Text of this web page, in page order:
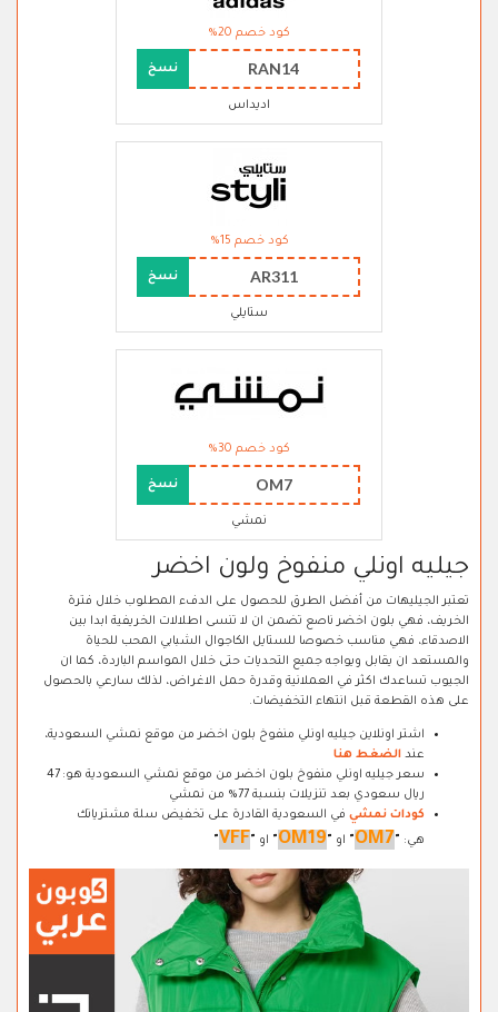
كود خصم 20%
RAN14 نسخ
اديداس
كود خصم 15%
AR311 نسخ
ستايلي
كود خصم 30%
OM7 نسخ
نمشي
جيليه اونلي منفوخ ولون اخضر
تعتبر الجيليهات من أفضل الطرق للحصول على الدفء المطلوب خلال فترة
الخريف، فهي بلون اخضر ناصع تضمن ان لا تنسى اطلالات الخريفية ابدا بين
الاصدقاء، فهي مناسب خصوصا للستايل الكاجوال الشبابي المحب للحياة
والمستعد ان يقابل ويواجه جميع التحديات حتى خلال المواسم الباردة، كما ان
الجيوب تساعدك اكثر في العملانية وقدرة حمل الاغراض، لذلك سارعي بالحصول
على هذه القطعة قبل انتهاء التخفيضات.
اشتر اونلاين جيليه اونلي منفوخ بلون اخضر من موقع نمشي السعودية،
عند الضغط هنا
سعر جيليه اونلي منفوخ بلون اخضر من موقع نمشي السعودية هو: 47
ريال سعودي بعد تنزيلات بنسبة 77% من نمشي
كودات نمشي في السعودية القادرة على تخفيض سلة مشترياتك
هي: "
OM7
" او "
OM19
" او "
VFF
"